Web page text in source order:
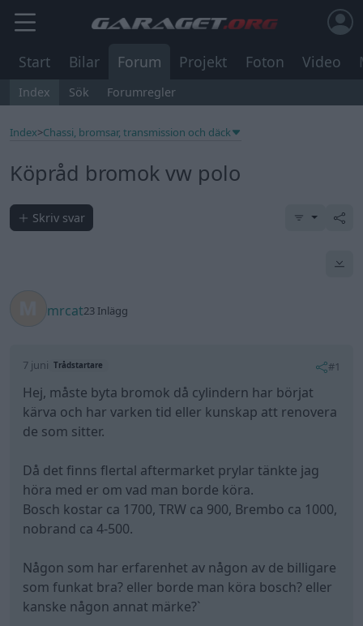
Start Bilar Forum Projekt Foton Video
Index Sök Forumregler
Index>Chassi, bromsar, transmission och däck
Köpråd bromok vw polo
Skriv svar
mrcat23 Inlägg
7 juni Trådstartare #1
Hej, måste byta bromok då cylindern har börjat
kärva och har varken tid eller kunskap att renovera
de som sitter.
Då det finns flertal aftermarket prylar tänkte jag
höra med er om vad man borde köra.
Bosch kostar ca 1700, TRW ca 900, Brembo ca 1000,
nobrand ca 4-500.
Någon som har erfarenhet av någon av de billigare
som funkat bra? eller borde man köra bosch? eller
kanske någon annat märke?`